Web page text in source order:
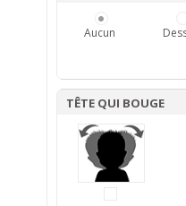
Aucun
TÊTE QUI BOUGE